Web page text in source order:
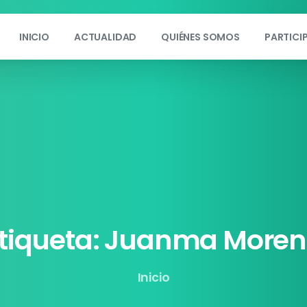
INICIO ACTUALIDAD QUIÉNES SOMOS
Juanma
Inicio